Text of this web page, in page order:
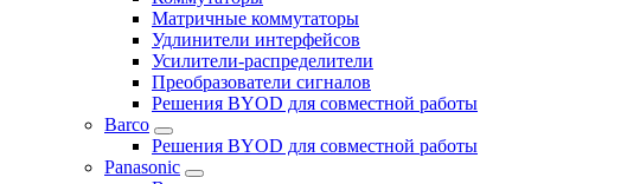
Матричные коммутаторы
Удлинители интерфейсов
Усилители-распределители
Преобразователи сигналов
Решения BYOD для совместной работы
Barco
Решения BYOD для совместной работы
Panasonic